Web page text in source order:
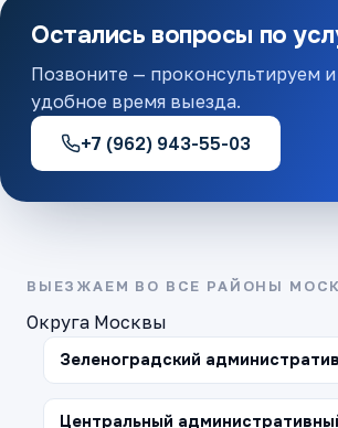
Остались вопросы по
Позвоните — проконсультируем
удобное время выезда.
+7 (962) 943-55-03
ВЫЕЗЖАЕМ ВО ВСЕ РАЙОНЫ
Округа Москвы
Зеленоградский
Центральный